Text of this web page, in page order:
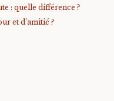
: quelle différence ?
et d’amitié ?